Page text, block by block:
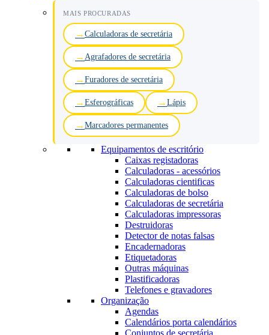
MAIS PROCURADAS
Calculadoras de secretária
Agrafadores de secretária
Furadores de secretária
Esferográficas Lápis
Marcadores permanentes
Equipamentos de escritório
Caixas registadoras
Calculadoras - acessórios
Calculadoras cientificas
Calculadoras de bolso
Calculadoras de secretária
Calculadoras impressoras
Destruidoras
Detector de notas falsas
Encadernadoras
Etiquetadoras
Outras máquinas
Plastificadoras
Telefones e gravadores
Organização
Agendas
Calendários porta calendários
Conjuntos de secretária